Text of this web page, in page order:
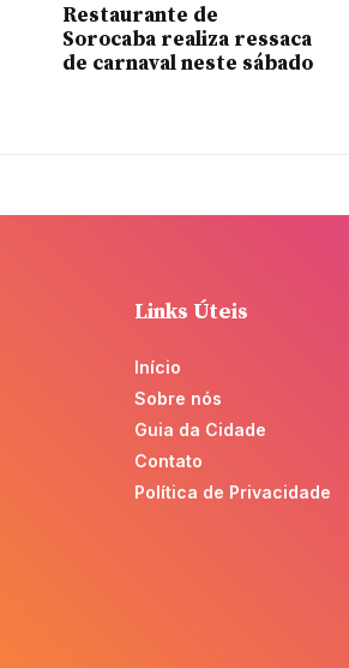
Restaurante de
Sorocaba realiza ressaca
de carnaval neste sábado
Links Úteis
Início
Sobre nós
Guia da Cidade
Contato
Política de Privacidade